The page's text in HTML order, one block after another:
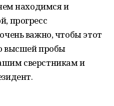
находимся и
прогресс
важно, чтобы этот
высшей пробы
сверстникам и